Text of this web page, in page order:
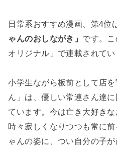
日常系おすすめ漫画、第4位
ゃんのおしながき」 です。
オリジナル」で連載されてい
小学生ながら板前として店
ん」は、優しい常連さん達
ています。今は亡き大好きな
時々寂しくなりつつも常に
ゃんの姿に、つい自分の子